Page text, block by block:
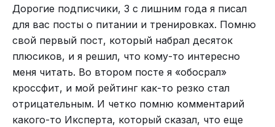
Дорогие подписчики, 3 с лишним года я писал
для вас посты о питании и тренировках. Помню
свой первый пост, который набрал десяток
плюсиков, и я решил, что кому-то интересно
меня читать. Во втором посте я «обосрал»
кроссфит, и мой рейтинг как-то резко стал
отрицательным. И четко помню комментарий
какого-то Иксперта, который сказал, что еще